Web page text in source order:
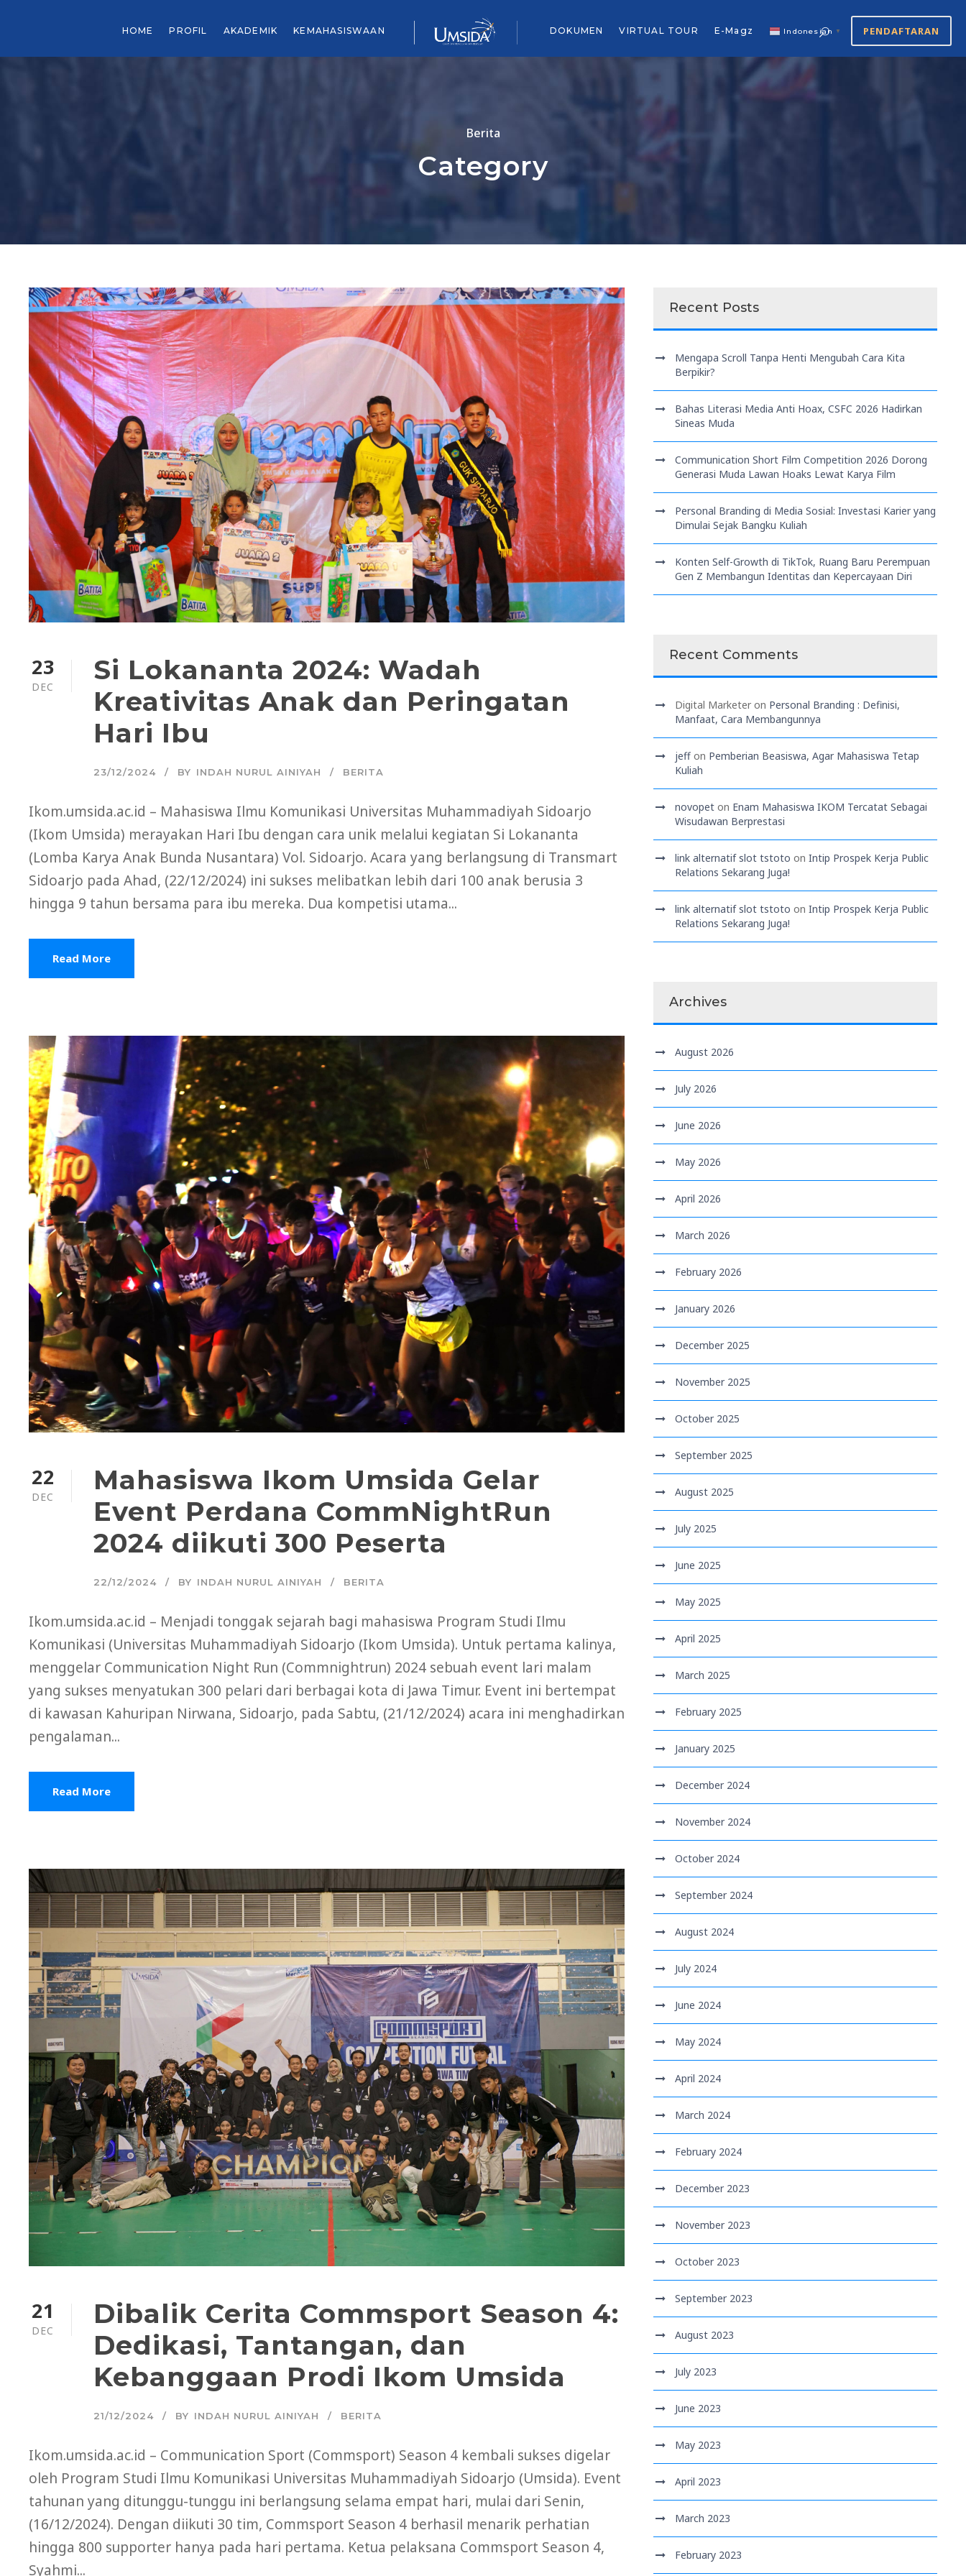
HOME PROFIL AKADEMIK KEMAHASISWAAN DOKUMEN VIRTUAL TOUR E-Magz Indonesian ▼ PENDAFTARAN
Berita
Category
23
DEC
Si Lokananta 2024: Wadah
Kreativitas Anak dan Peringatan
Hari Ibu
23/12/2024 BY INDAH NURUL AINIYAH BERITA
Ikom.umsida.ac.id – Mahasiswa Ilmu Komunikasi Universitas Muhammadiyah Sidoarjo
(Ikom Umsida) merayakan Hari Ibu dengan cara unik melalui kegiatan Si Lokananta
(Lomba Karya Anak Bunda Nusantara) Vol. Sidoarjo. Acara yang berlangsung di Transmart
Sidoarjo pada Ahad, (22/12/2024) ini sukses melibatkan lebih dari 100 anak berusia 3
hingga 9 tahun bersama para ibu mereka. Dua kompetisi utama...
Read More
22
DEC
Mahasiswa Ikom Umsida Gelar
Event Perdana CommNightRun
2024 diikuti 300 Peserta
22/12/2024 BY INDAH NURUL AINIYAH BERITA
Ikom.umsida.ac.id – Menjadi tonggak sejarah bagi mahasiswa Program Studi Ilmu
Komunikasi (Universitas Muhammadiyah Sidoarjo (Ikom Umsida). Untuk pertama kalinya,
menggelar Communication Night Run (Commnightrun) 2024 sebuah event lari malam
yang sukses menyatukan 300 pelari dari berbagai kota di Jawa Timur. Event ini bertempat
di kawasan Kahuripan Nirwana, Sidoarjo, pada Sabtu, (21/12/2024) acara ini menghadirkan
pengalaman...
Read More
21
DEC
Dibalik Cerita Commsport Season 4:
Dedikasi, Tantangan, dan
Kebanggaan Prodi Ikom Umsida
21/12/2024 BY INDAH NURUL AINIYAH BERITA
Ikom.umsida.ac.id – Communication Sport (Commsport) Season 4 kembali sukses digelar
oleh Program Studi Ilmu Komunikasi Universitas Muhammadiyah Sidoarjo (Umsida). Event
tahunan yang ditunggu-tunggu ini berlangsung selama empat hari, mulai dari Senin,
(16/12/2024). Dengan diikuti 30 tim, Commsport Season 4 berhasil menarik perhatian
hingga 800 supporter hanya pada hari pertama. Ketua pelaksana Commsport Season 4,
Syahmi...
Recent Posts
Mengapa Scroll Tanpa Henti Mengubah Cara Kita
Berpikir?
Bahas Literasi Media Anti Hoax, CSFC 2026 Hadirkan
Sineas Muda
Communication Short Film Competition 2026 Dorong
Generasi Muda Lawan Hoaks Lewat Karya Film
Personal Branding di Media Sosial: Investasi Karier yang
Dimulai Sejak Bangku Kuliah
Konten Self-Growth di TikTok, Ruang Baru Perempuan
Gen Z Membangun Identitas dan Kepercayaan Diri
Recent Comments
Digital Marketer on Personal Branding : Definisi,
Manfaat, Cara Membangunnya
jeff on Pemberian Beasiswa, Agar Mahasiswa Tetap
Kuliah
novopet on Enam Mahasiswa IKOM Tercatat Sebagai
Wisudawan Berprestasi
link alternatif slot tstoto onIntip Prospek Kerja Public
Relations Sekarang Juga!
link alternatif slot tstoto onIntip Prospek Kerja Public
Relations Sekarang Juga!
Archives
August 2026
July 2026
June 2026
May 2026
April 2026
March 2026
February 2026
January 2026
December 2025
November 2025
October 2025
September 2025
August 2025
July 2025
June 2025
May 2025
April 2025
March 2025
February 2025
January 2025
December 2024
November 2024
October 2024
September 2024
August 2024
July 2024
June 2024
May 2024
April 2024
March 2024
February 2024
December 2023
November 2023
October 2023
September 2023
August 2023
July 2023
June 2023
May 2023
April 2023
March 2023
February 2023